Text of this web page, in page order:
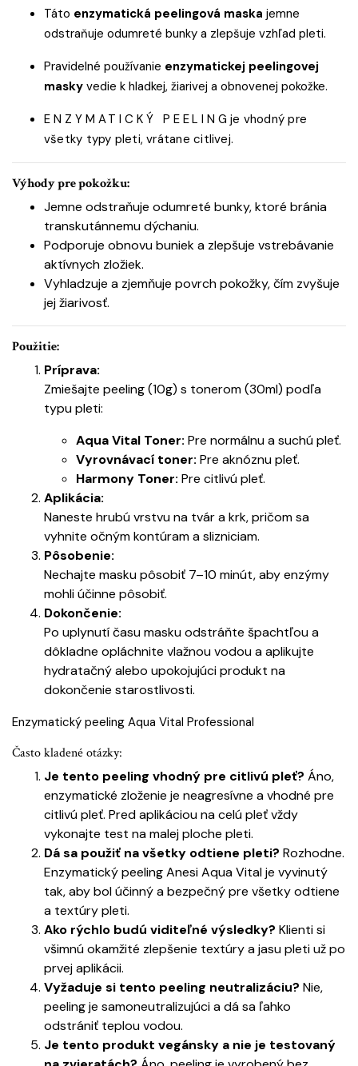
Táto enzymatická peelingová maska jemne
odstraňuje odumreté bunky a zlepšuje vzhľad pleti.
Pravidelné používanie enzymatickej peelingovej
masky vedie k hladkej, žiarivej a obnovenej pokožke.
ENZYMATICKÝ PEELINGje vhodný pre
všetky typy pleti, vrátane citlivej.
Výhody pre pokožku:
Jemne odstraňuje odumreté bunky, ktoré bránia
transkutánnemu dýchaniu.
Podporuje obnovu buniek a zlepšuje vstrebávanie
aktívnych zložiek.
Vyhladzuje a zjemňuje povrch pokožky, čím zvyšuje
jej žiarivosť.
Použitie:
Príprava:
Zmiešajte peeling (10g) s tonerom (30ml) podľa
typu pleti:
Aqua Vital Toner: Pre normálnu a suchú pleť.
Vyrovnávací toner: Pre aknóznu pleť.
Harmony Toner: Pre citlivú pleť.
Aplikácia:
Naneste hrubú vrstvu na tvár a krk, pričom sa
vyhnite očným kontúram a slizniciam.
Pôsobenie:
Nechajte masku pôsobiť 7–10 minút, aby enzýmy
mohli účinne pôsobiť.
Dokončenie:
Po uplynutí času masku odstráňte špachtľou a
dôkladne opláchnite vlažnou vodou a aplikujte
hydratačný alebo upokojujúci produkt na
dokončenie starostlivosti.
Enzymatický peeling Aqua Vital Professional
Často kladené otázky:
Je tento peeling vhodný pre citlivú pleť? Áno,
enzymatické zloženie je neagresívne a vhodné pre
citlivú pleť. Pred aplikáciou na celú pleť vždy
vykonajte test na malej ploche pleti.
Dá sa použiť na všetky odtiene pleti? Rozhodne.
Enzymatický peeling Anesi Aqua Vital je vyvinutý
tak, aby bol účinný a bezpečný pre všetky odtiene
a textúry pleti.
Ako rýchlo budú viditeľné výsledky? Klienti si
všimnú okamžité zlepšenie textúry a jasu pleti už po
prvej aplikácii.
Vyžaduje si tento peeling neutralizáciu? Nie,
peeling je samoneutralizujúci a dá sa ľahko
odstrániť teplou vodou.
Je tento produkt vegánsky a nie je testovaný